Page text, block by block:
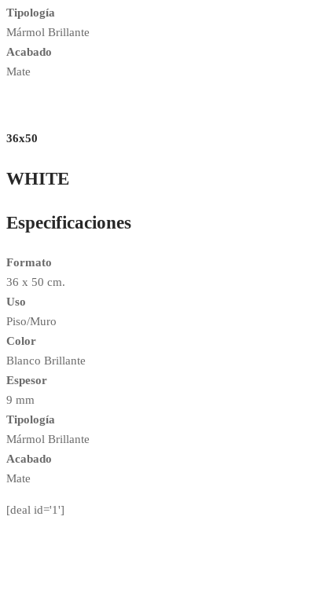
Tipología
Mármol Brillante
Acabado
Mate
36x50
WHITE
Especificaciones
Formato
36 x 50 cm.
Uso
Piso/Muro
Color
Blanco Brillante
Espesor
9 mm
Tipología
Mármol Brillante
Acabado
Mate
[deal id='1']